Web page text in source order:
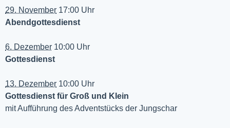
29. November 17:00 Uhr
Abendgottesdienst
6. Dezember 10:00 Uhr
Gottesdienst
13. Dezember 10:00 Uhr
Gottesdienst für Groß und Klein
mit Aufführung des Adventstücks der Jungschar